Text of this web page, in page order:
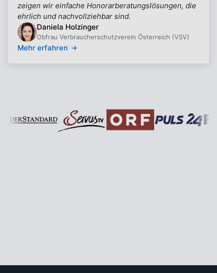
zeigen wir einfache Honorarberatungslösungen, die
ehrlich und nachvollziehbar sind.
Daniela Holzinger
Obfrau Verbraucherschutzverein Österreich (VSV)
Mehr erfahren